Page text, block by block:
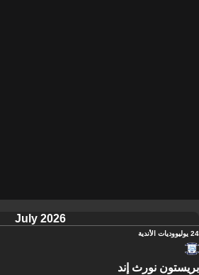
July 2026
24 يوليو وديات الأندية
بريستون نورث إند